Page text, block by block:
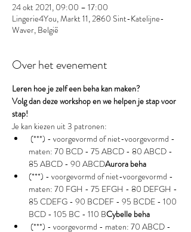
24 okt 2021, 09:00 – 17:00
Lingerie4You, Markt 11, 2860 Sint-Katelijne-
Waver, België
Over het evenement
Leren hoe je zelf een beha kan maken?
Volg dan deze workshop en we helpen je stap voor
stap!
Je kan kiezen uit 3 patronen:
maten: 70 BCD - 75 ABCD - 80 ABCD -
85 ABCD - 90 ABCDAurora beha
(***) - voorgevormd of niet-voorgevormd -
maten: 70 FGH - 75 EFGH - 80 DEFGH -
85 CDEFG - 90 BCDEF - 95 BCDE - 100
BCD - 105 BC - 110 BCybelle beha